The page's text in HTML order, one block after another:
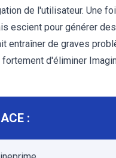
de l'utilisateur. Une
escient pour générer
entraîner de graves
d'éliminer
: